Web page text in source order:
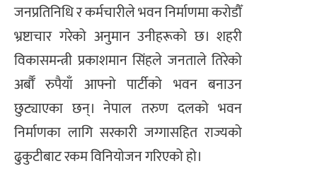
जनप्रतिनिधि र कर्मचारीले भवन निर्माणमा करोडौँ
भ्रष्टाचार गरेको अनुमान उनीहरूको छ। शहरी
विकासमन्त्री प्रकाशमान सिंहले जनताले तिरेको
अर्बौँ रुपैयाँ आफ्नो पार्टीको भवन बनाउन
छुट्याएका छन्। नेपाल तरुण दलको भवन
निर्माणका लागि सरकारी जग्गासहित राज्यको
ढुकुटीबाट रकम विनियोजन गरिएको हो।